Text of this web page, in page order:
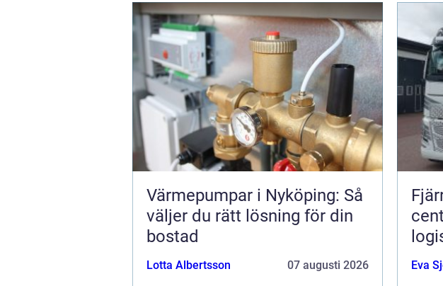
Värmepumpar i Nyköping: Så
väljer du rätt lösning för din
bostad
Lotta Albertsson 07 augusti 2026 Eva